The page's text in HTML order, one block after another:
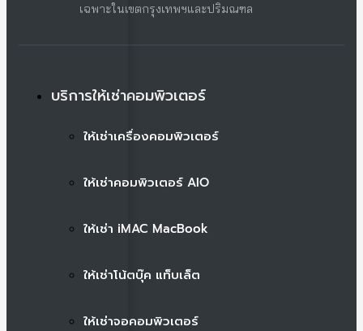
เฉพาะในเขตกรุงเทพฯและปริมณฑล
บริการให้เช่าคอมพิวเตอร์
ให้เช่าเครื่องคอมพิวเตอร์
ให้เช่าคอมพิวเตอร์ AIO
ให้เช่า iMAC MacBook
ให้เช่าโน้ตบุ๊ค แท็บเล็ต
ให้เช่าจอคอมพิวเตอร์